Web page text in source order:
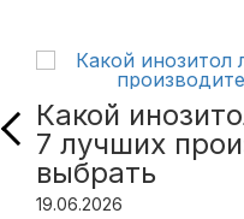
Какой
7 лучших
выбрать
19.06.2026